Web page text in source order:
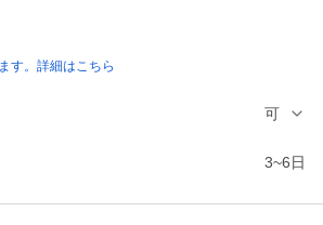
す。詳細はこちら
可
3~6日